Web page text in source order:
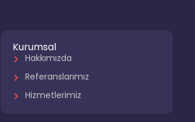
Kurumsal
Hakkımızda
Referanslarımız
Hizmetlerimiz